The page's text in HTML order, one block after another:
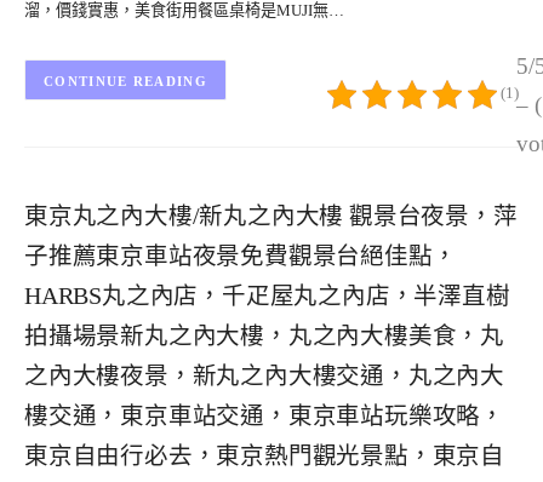
溜，價錢實惠，美食街用餐區桌椅是MUJI無…
5/
–
(1)
CONTINUE READING
東京丸之內大樓/新丸之內大樓 觀景台夜景，萍
子推薦東京車站夜景免費觀景台絕佳點，
HARBS丸之內店，千疋屋丸之內店，半澤直樹
拍攝場景新丸之內大樓，丸之內大樓美食，丸
之內大樓夜景，新丸之內大樓交通，丸之內大
樓交通，東京車站交通，東京車站玩樂攻略，
東京自由行必去，東京熱門觀光景點，東京自